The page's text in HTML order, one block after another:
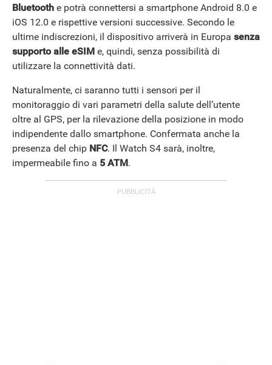
ANDROID
Bluetooth e potrà connettersi a smartphone Android 8.0 e
iOS 12.0 e rispettive versioni successive. Secondo le
ultime indiscrezioni, il dispositivo arriverà in Europa senza
supporto alle eSIM e, quindi, senza possibilità di
utilizzare la connettività dati.
Naturalmente, ci saranno tutti i sensori per il
monitoraggio di vari parametri della salute dell’utente
oltre al GPS, per la rilevazione della posizione in modo
indipendente dallo smartphone. Confermata anche la
presenza del chip NFC. Il Watch S4 sarà, inoltre,
impermeabile fino a 5 ATM.